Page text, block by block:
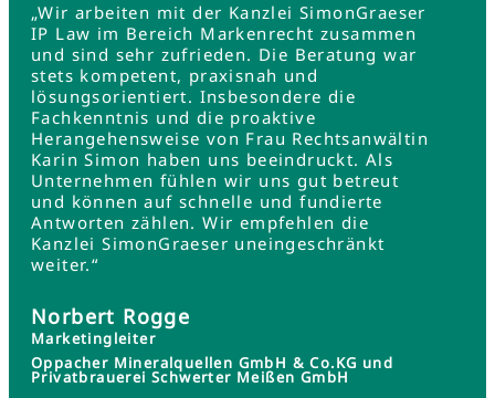
„Wir arbeiten mit der Kanzlei SimonGraeser
IP Law im Bereich Markenrecht zusammen
und sind sehr zufrieden. Die Beratung war
stets kompetent, praxisnah und
lösungsorientiert. Insbesondere die
Fachkenntnis und die proaktive
Herangehensweise von Frau Rechtsanwältin
Karin Simon haben uns beeindruckt. Als
Unternehmen fühlen wir uns gut betreut
und können auf schnelle und fundierte
Antworten zählen. Wir empfehlen die
Kanzlei SimonGraeser uneingeschränkt
weiter.“
Norbert Rogge
Marketingleiter
Oppacher Mineralquellen GmbH & Co.KG und
Privatbrauerei Schwerter Meißen GmbH